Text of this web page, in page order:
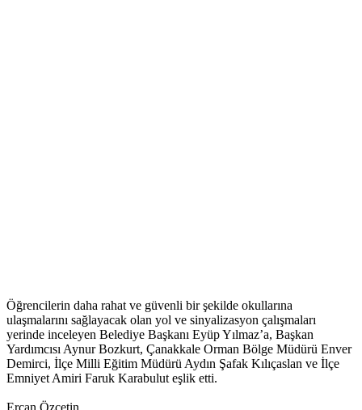
Öğrencilerin daha rahat ve güvenli bir şekilde okullarına
ulaşmalarını sağlayacak olan yol ve sinyalizasyon çalışmaları
yerinde inceleyen Belediye Başkanı Eyüp Yılmaz’a, Başkan
Yardımcısı Aynur Bozkurt, Çanakkale Orman Bölge Müdürü Enver
Demirci, İlçe Milli Eğitim Müdürü Aydın Şafak Kılıçaslan ve İlçe
Emniyet Amiri Faruk Karabulut eşlik etti.